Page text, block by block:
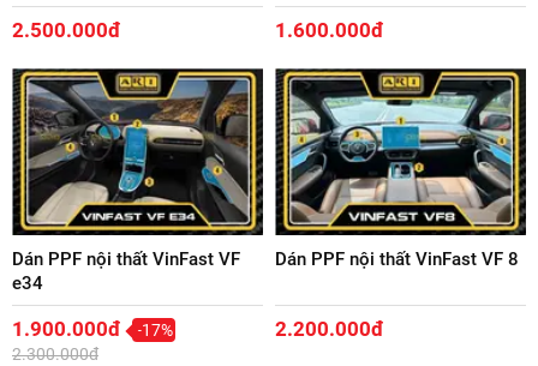
2.500.000đ 1.600.000đ
Dán PPF nội thất VinFast VF
e34
1.900.000đ
-17%
2.300.000đ
Dán PPF nội thất VinFast VF 8
2.200.000đ